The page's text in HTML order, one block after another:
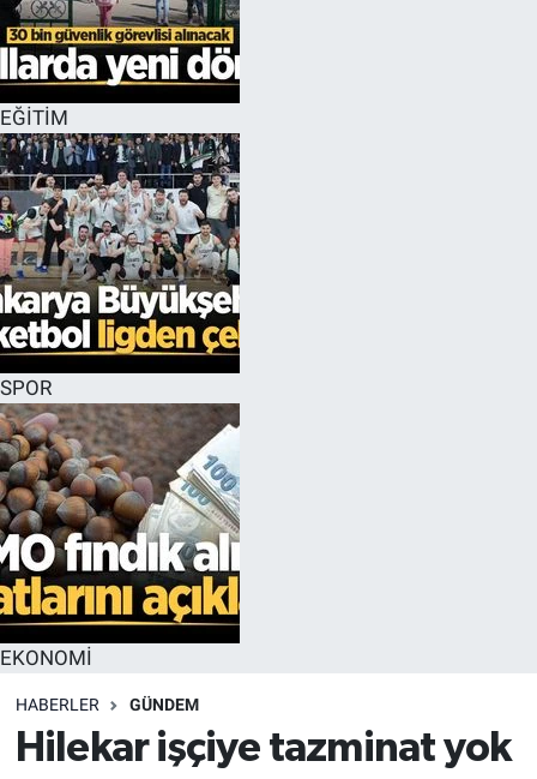
EĞİTİM
SPOR
EKONOMİ
HABERLER GÜNDEM
Hilekar işçiye tazminat yok